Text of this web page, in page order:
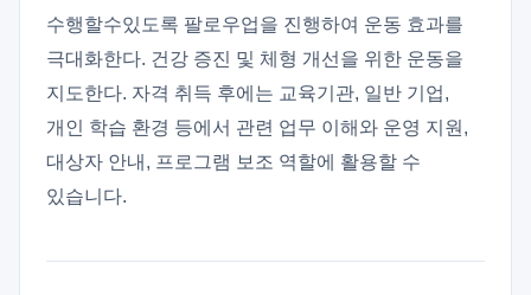
수행할수있도록 팔로우업을 진행하여 운동 효과를
극대화한다. 건강 증진 및 체형 개선을 위한 운동을
지도한다. 자격 취득 후에는 교육기관, 일반 기업,
개인 학습 환경 등에서 관련 업무 이해와 운영 지원,
대상자 안내, 프로그램 보조 역할에 활용할 수
있습니다.